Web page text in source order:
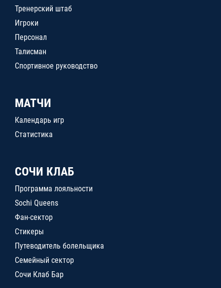
Тренерский штаб
Игроки
Персонал
Талисман
Спортивное руководство
МАТЧИ
Календарь игр
Статистика
СОЧИ КЛАБ
Программа лояльности
Sochi Queens
Фан-сектор
Стикеры
Путеводитель болельщика
Семейный сектор
Сочи Клаб Бар